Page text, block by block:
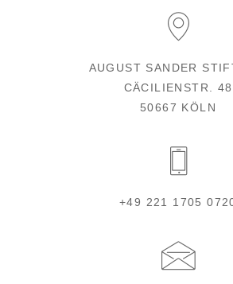
AUGUST SANDER
CÄCILIENSTR. 48
50667 KÖLN
+49 221 1705